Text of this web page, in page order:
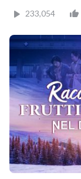
233,054